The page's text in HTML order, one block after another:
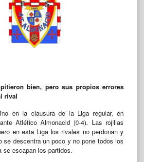
bien, pero sus propios errores
rival
en la clausura de la Liga regular, en
Atlético Almonacid (0-4). Las rojillas
en esta Liga los rivales no perdonan y
se descentra un poco y no pone todos los
se escapan los partidos.